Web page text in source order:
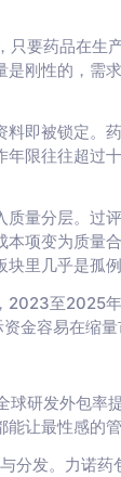
只要药品在生
刚性的，需
即被锁定。
限往往超过
量分层。过
项变为质量
里几乎是孤例
2023至2025
金容易在缩量
球研发外包率
让最性感的管
分发。力诺